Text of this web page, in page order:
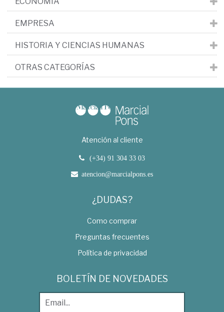
EMPRESA
HISTORIA Y CIENCIAS HUMANAS
OTRAS CATEGORÍAS
Atención al cliente
(+34) 91 304 33 03
atencion@marcialpons.es
¿DUDAS?
Como comprar
Preguntas frecuentes
Política de privacidad
BOLETÍN DE NOVEDADES